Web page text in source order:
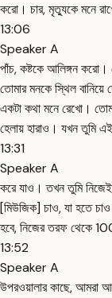
করো। চার, মৃত্যুকে মনে
13:06
Speaker A
পাঁচ, কষ্টকে আলিঙ্গন
তোমার মনকে স্থিল
একটা কথা মনে রেখো।
হেলায় হারাও। যখন তুমি
13:31
Speaker A
করে যাও। তখন তুমি
[মিউজিক] চাও, যা হতে
হবে, নিজের তরফ থেকে
13:52
Speaker A
উপরওয়ালার কাছে, আমরা